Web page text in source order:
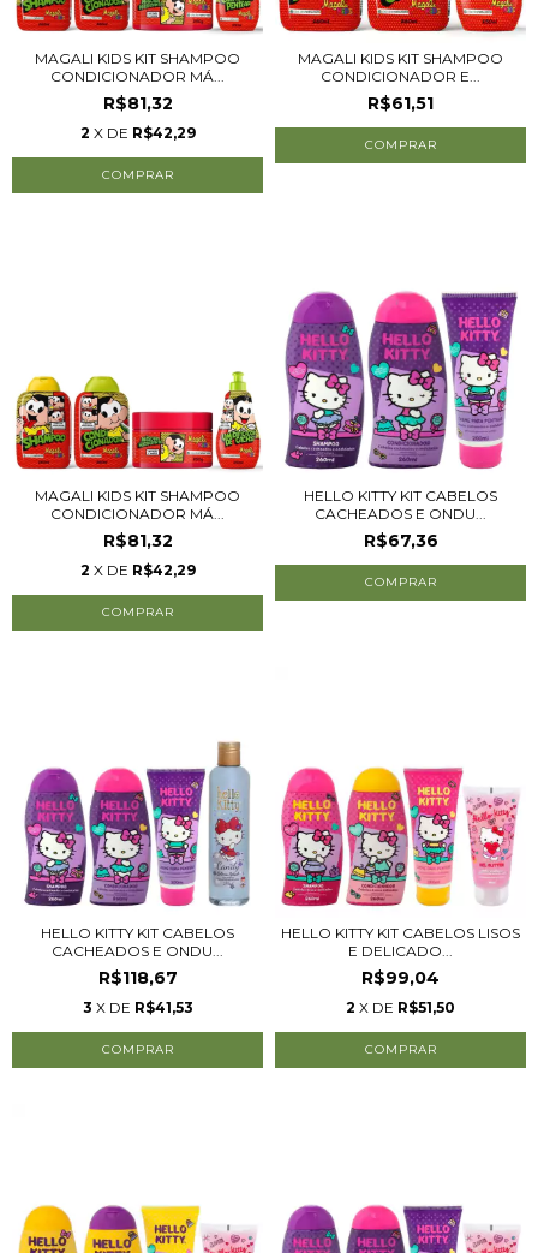
MAGALI KIDS KIT SHAMPOO
CONDICIONADOR MÁ...
R$81,32
2 X DE R$42,29
MAGALI KIDS KIT SHAMPOO
CONDICIONADOR E...
R$61,51
MAGALI KIDS KIT SHAMPOO
CONDICIONADOR MÁ...
R$81,32
2 X DE R$42,29
HELLO KITTY KIT CABELOS
CACHEADOS E ONDU...
R$67,36
HELLO KITTY KIT CABELOS
CACHEADOS E ONDU...
R$118,67
3 X DE R$41,53
HELLO KITTY KIT CABELOS LISOS
E DELICADO...
R$99,04
2 X DE R$51,50